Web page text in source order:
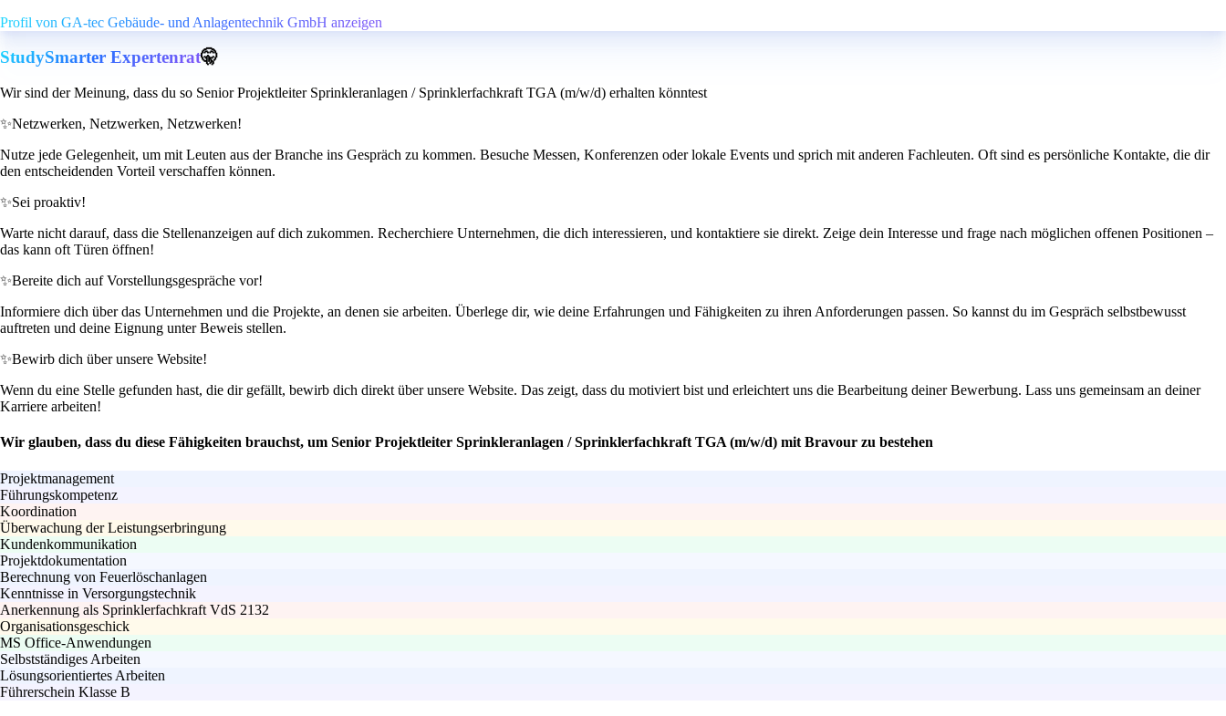
Profil von GA-tec Gebäude- und Anlagentechnik GmbH anzeigen
StudySmarter Expertenrat🤫
Wir sind der Meinung, dass du so Senior Projektleiter Sprinkleranlagen / Sprinklerfachkraft TGA (m/w/d) erhalten könntest
✨Netzwerken, Netzwerken, Netzwerken!
Nutze jede Gelegenheit, um mit Leuten aus der Branche ins Gespräch zu kommen. Besuche Messen, Konferenzen oder lokale Events und sprich mit anderen Fachleuten. Oft sind es persönliche Kontakte, die dir
den entscheidenden Vorteil verschaffen können.
✨Sei proaktiv!
Warte nicht darauf, dass die Stellenanzeigen auf dich zukommen. Recherchiere Unternehmen, die dich interessieren, und kontaktiere sie direkt. Zeige dein Interesse und frage nach möglichen offenen Positionen –
das kann oft Türen öffnen!
✨Bereite dich auf Vorstellungsgespräche vor!
Informiere dich über das Unternehmen und die Projekte, an denen sie arbeiten. Überlege dir, wie deine Erfahrungen und Fähigkeiten zu ihren Anforderungen passen. So kannst du im Gespräch selbstbewusst
auftreten und deine Eignung unter Beweis stellen.
✨Bewirb dich über unsere Website!
Wenn du eine Stelle gefunden hast, die dir gefällt, bewirb dich direkt über unsere Website. Das zeigt, dass du motiviert bist und erleichtert uns die Bearbeitung deiner Bewerbung. Lass uns gemeinsam an deiner
Karriere arbeiten!
Wir glauben, dass du diese Fähigkeiten brauchst, um Senior Projektleiter Sprinkleranlagen / Sprinklerfachkraft TGA (m/w/d) mit Bravour zu bestehen
Projektmanagement
Führungskompetenz
Koordination
Überwachung der Leistungserbringung
Kundenkommunikation
Projektdokumentation
Berechnung von Feuerlöschanlagen
Kenntnisse in Versorgungstechnik
Anerkennung als Sprinklerfachkraft VdS 2132
Organisationsgeschick
MS Office-Anwendungen
Selbstständiges Arbeiten
Lösungsorientiertes Arbeiten
Führerschein Klasse B